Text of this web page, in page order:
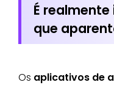
É
que
Os aplicativos de